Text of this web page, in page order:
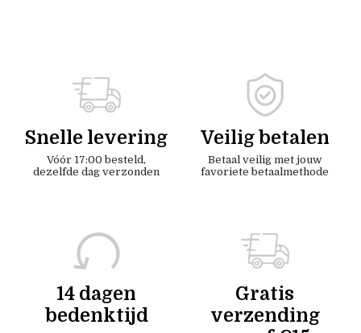
Snelle levering
Vóór 17:00 besteld,
dezelfde dag verzonden
Veilig betalen
Betaal veilig met jouw
favoriete betaalmethode
14 dagen
bedenktijd
Gratis
verzending